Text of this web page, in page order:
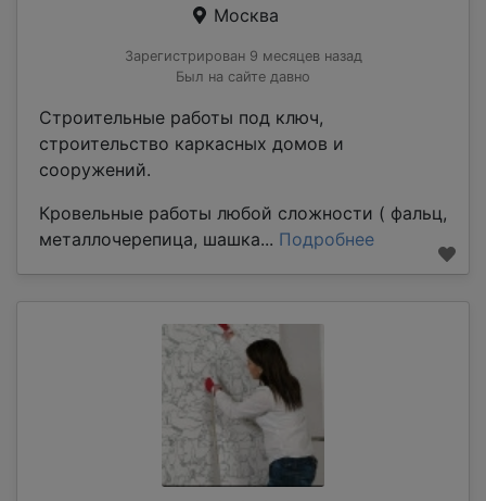
Москва
Зарегистрирован 9 месяцев назад
Был на сайте давно
Строительные работы под ключ,
строительство каркасных домов и
сооружений.
Кровельные работы любой сложности ( фальц,
металлочерепица, шашка... Подробнее